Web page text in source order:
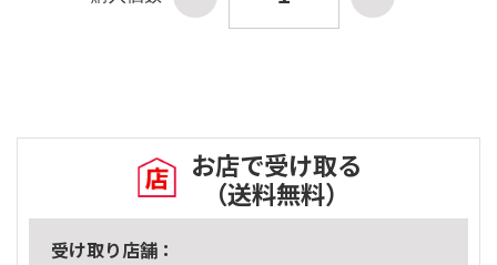
お店で受け取る
（送料無料）
受け取り店舗：